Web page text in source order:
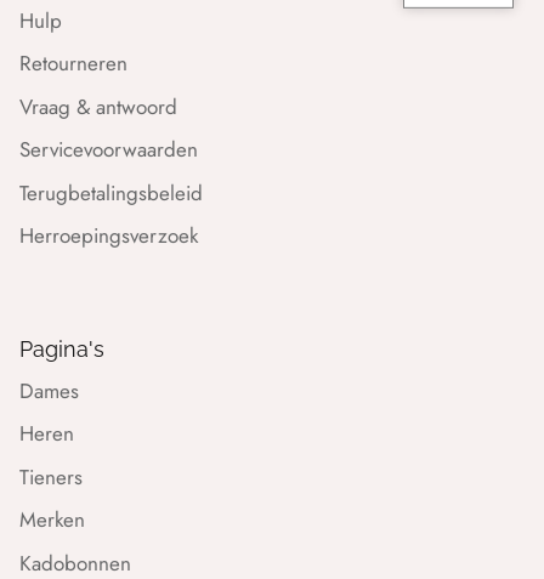
Hulp
Retourneren
Vraag & antwoord
Servicevoorwaarden
Terugbetalingsbeleid
Herroepingsverzoek
Pagina's
Dames
Heren
Tieners
Merken
Kadobonnen